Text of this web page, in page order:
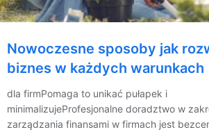
Nowoczesne sposoby jak
biznes w każdych warunkach
dla firmPomaga to unikać pułapek i
minimalizujeProfesjonalne doradztwo w
zarządzania finansami w firmach jest